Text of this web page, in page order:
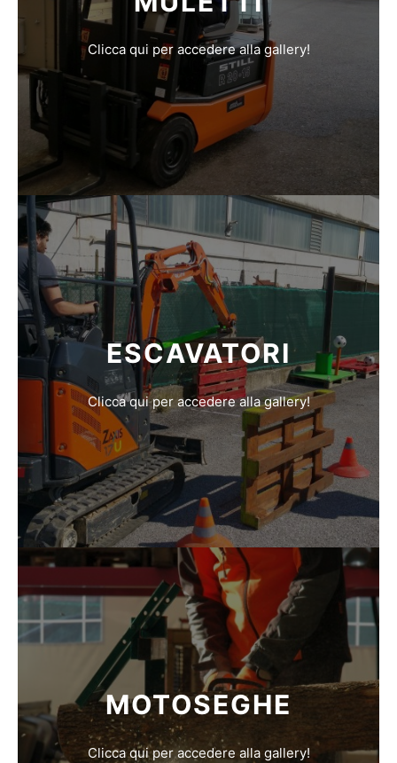
Clicca qui per accedere alla gallery!
ESCAVATORI
Clicca qui per accedere alla gallery!
MOTOSEGHE
Clicca qui per accedere alla gallery!